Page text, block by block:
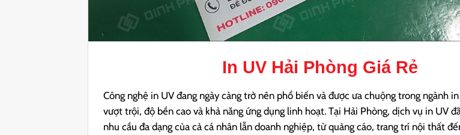
In UV Hải Phòng Giá Rẻ
Công nghệ in UV đang ngày càng trở nên phổ biến và được ưa chuộng trong ngành
vượt trội, độ bền cao và khả năng ứng dụng linh hoạt. Tại Hải Phòng, dịch vụ in UV
nhu cầu đa dạng của cả cá nhân lẫn doanh nghiệp, từ quảng cáo, trang trí nội thất